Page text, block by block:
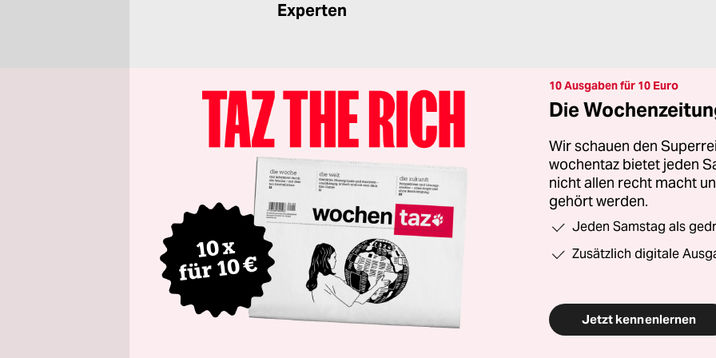
Experten
10 Ausgaben für 10 Euro
Die
Wir schauen den
wochentaz bietet jeden
nicht allen recht macht
gehört werden.
Jeden Samstag als
Zusätzlich digitale
Jetzt kennenlernen